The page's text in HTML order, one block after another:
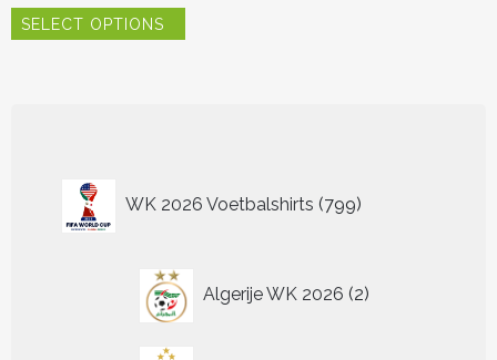
SELECT OPTIONS
worden
WK 2026 Voetbalshirts 799
producten
Algerije WK 2026 2
producten